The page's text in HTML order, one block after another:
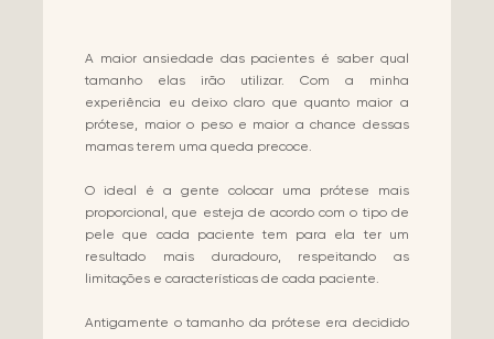
A maior ansiedade das pacientes é saber qual
tamanho elas irão utilizar. Com a minha
experiência eu deixo claro que quanto maior a
prótese, maior o peso e maior a chance dessas
mamas terem uma queda precoce.
O ideal é a gente colocar uma prótese mais
proporcional, que esteja de acordo com o tipo de
pele que cada paciente tem para ela ter um
resultado mais duradouro, respeitando as
limitações e características de cada paciente.
Antigamente o tamanho da prótese era decidido